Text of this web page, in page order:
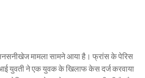
मामला सामने आया है। फ्रांस के पेरिस
युवती ने एक युवक के खिलाफ केस दर्ज करवाया